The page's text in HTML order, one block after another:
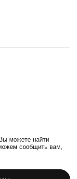
можете найти
сообщить вам,